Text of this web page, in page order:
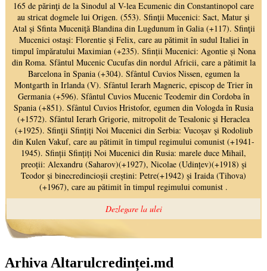
Arhiva Altarulcredinței.md